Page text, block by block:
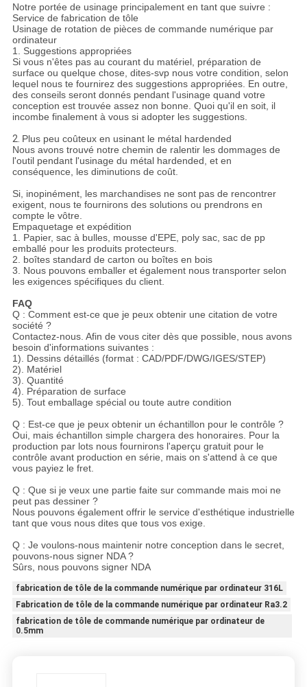
Notre portée de usinage principalement en tant que suivre :
Service de fabrication de tôle
Usinage de rotation de pièces de commande numérique par
ordinateur
1. Suggestions appropriées
Si vous n'êtes pas au courant du matériel, préparation de
surface ou quelque chose, dites-svp nous votre condition, selon
lequel nous te fournirez des suggestions appropriées. En outre,
des conseils seront donnés pendant l'usinage quand votre
conception est trouvée assez non bonne. Quoi qu'il en soit, il
incombe finalement à vous si adopter les suggestions.
2. Plus peu coûteux en usinant le métal hardended
Nous avons trouvé notre chemin de ralentir les dommages de
l'outil pendant l'usinage du métal hardended, et en
conséquence, les diminutions de coût.
Si, inopinément, les marchandises ne sont pas de rencontrer
exigent, nous te fournirons des solutions ou prendrons en
compte le vôtre.
Empaquetage et expédition
1. Papier, sac à bulles, mousse d'EPE, poly sac, sac de pp
emballé pour les produits protecteurs.
2. boîtes standard de carton ou boîtes en bois
3. Nous pouvons emballer et également nous transporter selon
les exigences spécifiques du client.
FAQ
Q : Comment est-ce que je peux obtenir une citation de votre
société ?
Contactez-nous. Afin de vous citer dès que possible, nous avons
besoin d'informations suivantes :
1). Dessins détaillés (format : CAD/PDF/DWG/IGES/STEP)
2). Matériel
3). Quantité
4). Préparation de surface
5). Tout emballage spécial ou toute autre condition
Q : Est-ce que je peux obtenir un échantillon pour le contrôle ?
Oui, mais échantillon simple chargera des honoraires. Pour la
production par lots nous fournirons l'aperçu gratuit pour le
contrôle avant production en série, mais on s'attend à ce que
vous payiez le fret.
Q : Que si je veux une partie faite sur commande mais moi ne
peut pas dessiner ?
Nous pouvons également offrir le service d'esthétique industrielle
tant que vous nous dites que tous vos exige.
Q : Je voulons-nous maintenir notre conception dans le secret,
pouvons-nous signer NDA ?
Sûrs, nous pouvons signer NDA
fabrication de tôle de la commande numérique par ordinateur 316L
Fabrication de tôle de la commande numérique par ordinateur Ra3.2
fabrication de tôle de commande numérique par ordinateur de
0.5mm